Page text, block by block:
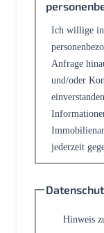
Ich willige in
Anfrage
und/oder
jederzeit
Hinweis